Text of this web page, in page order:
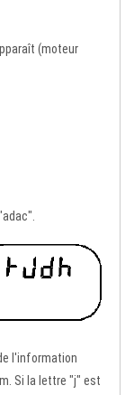
(moteur
l'information
Si la lettre "j" est